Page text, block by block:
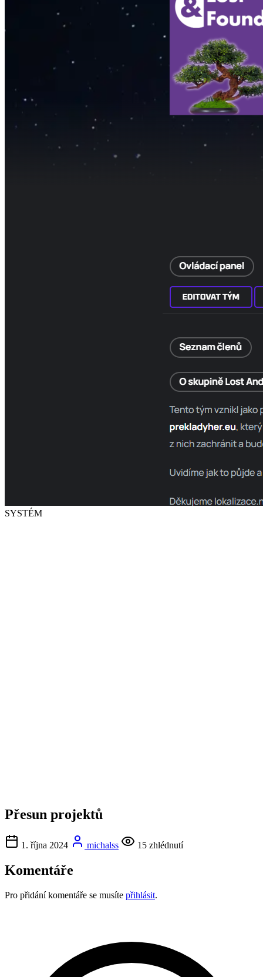
SYSTÉM
Přesun projektů
1. října 2024 michalss 15 zhlédnutí
Komentáře
Pro přidání komentáře se musíte přihlásit.